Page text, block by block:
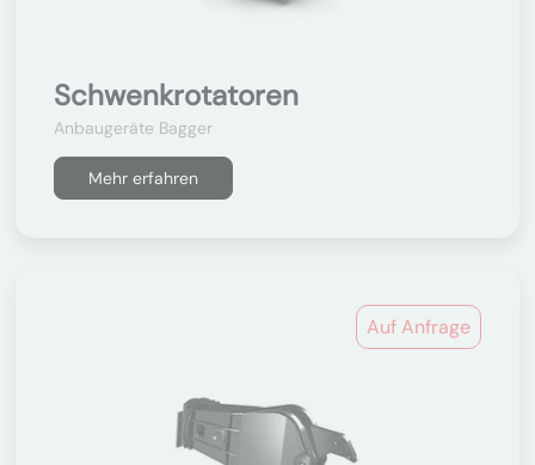
Schwenkrotatoren
Anbaugeräte Bagger
Mehr erfahren
Auf Anfrage